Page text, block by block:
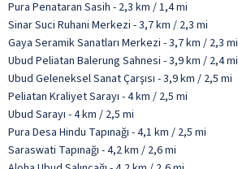
Pura Penataran Sasih - 2,3 km / 1,4 mi
Sinar Suci Ruhani Merkezi - 3,7 km / 2,3 mi
Gaya Seramik Sanatları Merkezi - 3,7 km / 2,3 mi
Ubud Peliatan Balerung Sahnesi - 3,9 km / 2,4 mi
Ubud Geleneksel Sanat Çarşısı - 3,9 km / 2,5 mi
Peliatan Kraliyet Sarayı - 4 km / 2,5 mi
Ubud Sarayı - 4 km / 2,5 mi
Pura Desa Hindu Tapınağı - 4,1 km / 2,5 mi
Saraswati Tapınağı - 4,2 km / 2,6 mi